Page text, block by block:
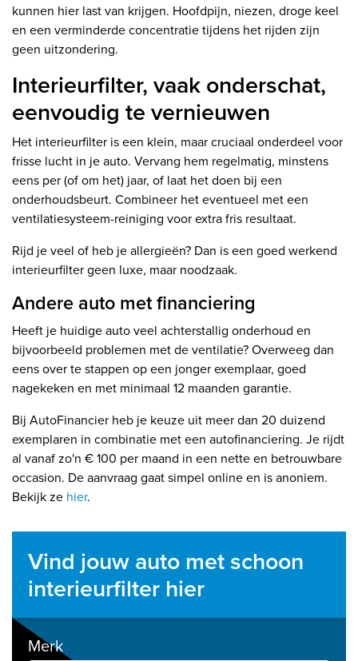
kunnen hier last van krijgen. Hoofdpijn, niezen, droge keel
en een verminderde concentratie tijdens het rijden zijn
geen uitzondering.
Interieurfilter, vaak onderschat,
eenvoudig te vernieuwen
Het interieurfilter is een klein, maar cruciaal onderdeel voor
frisse lucht in je auto. Vervang hem regelmatig, minstens
eens per (of om het) jaar, of laat het doen bij een
onderhoudsbeurt. Combineer het eventueel met een
ventilatiesysteem-reiniging voor extra fris resultaat.
Rijd je veel of heb je allergieën? Dan is een goed werkend
interieurfilter geen luxe, maar noodzaak.
Andere auto met financiering
Heeft je huidige auto veel achterstallig onderhoud en
bijvoorbeeld problemen met de ventilatie? Overweeg dan
eens over te stappen op een jonger exemplaar, goed
nagekeken en met minimaal 12 maanden garantie.
Bij AutoFinancier heb je keuze uit meer dan 20 duizend
exemplaren in combinatie met een autofinanciering. Je rijdt
al vanaf zo'n € 100 per maand in een nette en betrouwbare
occasion. De aanvraag gaat simpel online en is anoniem.
Bekijk ze hier.
Vind jouw auto met schoon
interieurfilter hier
Merk